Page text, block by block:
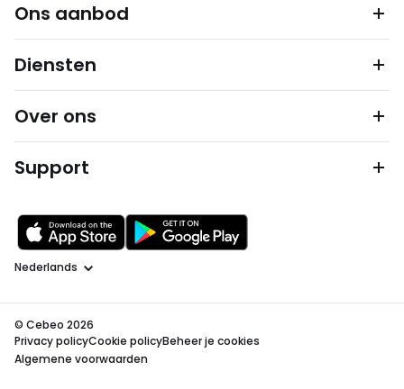
Ons aanbod
Diensten
Over ons
Support
Taal
© Cebeo 2026
Privacy policyCookie policyBeheer je cookies
Algemene voorwaarden